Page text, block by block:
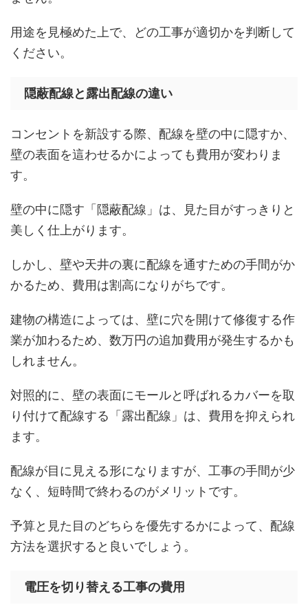
用途を見極めた上で、どの工事が適切かを判断して
ください。
隠蔽配線と露出配線の違い
コンセントを新設する際、配線を壁の中に隠すか、
壁の表面を這わせるかによっても費用が変わりま
す。
壁の中に隠す「隠蔽配線」は、見た目がすっきりと
美しく仕上がります。
しかし、壁や天井の裏に配線を通すための手間がか
かるため、費用は割高になりがちです。
建物の構造によっては、壁に穴を開けて修復する作
業が加わるため、数万円の追加費用が発生するかも
しれません。
対照的に、壁の表面にモールと呼ばれるカバーを取
り付けて配線する「露出配線」は、費用を抑えられ
ます。
配線が目に見える形になりますが、工事の手間が少
なく、短時間で終わるのがメリットです。
予算と見た目のどちらを優先するかによって、配線
方法を選択すると良いでしょう。
電圧を切り替える工事の費用